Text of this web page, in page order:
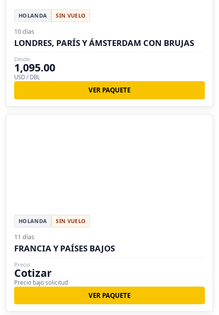
HOLANDA SIN VUELO
10 días
LONDRES, PARÍS Y ÁMSTERDAM CON BRUJAS
Desde
1,095.00
USD / DBL
VER PAQUETE
HOLANDA SIN VUELO
11 días
FRANCIA Y PAÍSES BAJOS
Precio
Cotizar
Precio bajo solicitud
VER PAQUETE